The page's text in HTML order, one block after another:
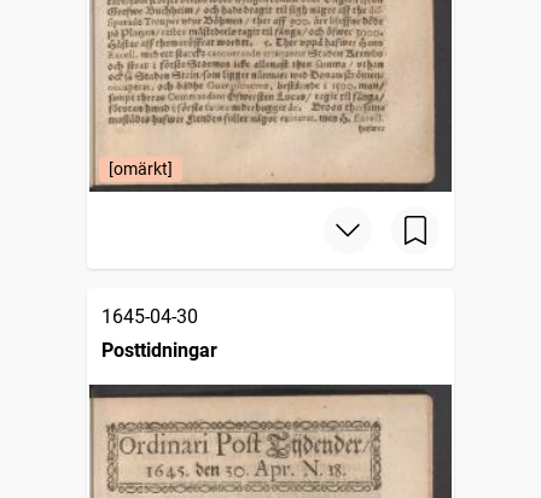
[omärkt]
1645-04-30
Posttidningar